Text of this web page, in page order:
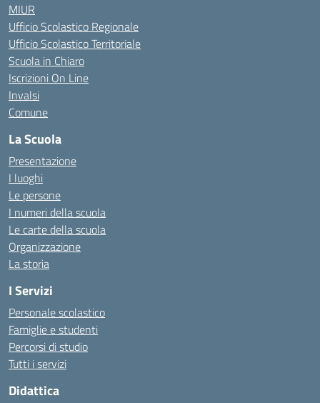
MIUR
Ufficio Scolastico Regionale
Ufficio Scolastico Territoriale
Scuola in Chiaro
Iscrizioni On Line
Invalsi
Comune
La Scuola
Presentazione
I luoghi
Le persone
I numeri della scuola
Le carte della scuola
Organizzazione
La storia
I Servizi
Personale scolastico
Famiglie e studenti
Percorsi di studio
Tutti i servizi
Didattica